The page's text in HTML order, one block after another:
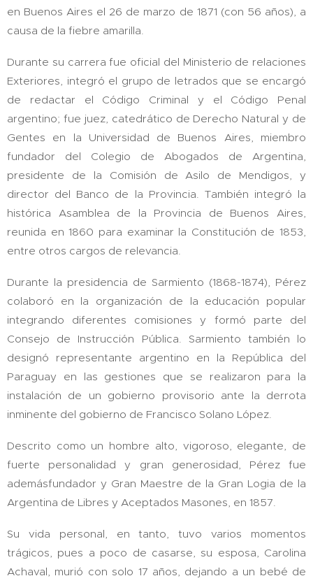
en Buenos Aires el 26 de marzo de 1871 (con 56 años), a
causa de la fiebre amarilla.
Durante su carrera fue oficial del Ministerio de relaciones
Exteriores, integró el grupo de letrados que se encargó
de redactar el Código Criminal y el Código Penal
argentino; fue juez, catedrático de Derecho Natural y de
Gentes en la Universidad de Buenos Aires, miembro
fundador del Colegio de Abogados de Argentina,
presidente de la Comisión de Asilo de Mendigos, y
director del Banco de la Provincia. También integró la
histórica Asamblea de la Provincia de Buenos Aires,
reunida en 1860 para examinar la Constitución de 1853,
entre otros cargos de relevancia.
Durante la presidencia de Sarmiento (1868-1874), Pérez
colaboró en la organización de la educación popular
integrando diferentes comisiones y formó parte del
Consejo de Instrucción Pública. Sarmiento también lo
designó representante argentino en la República del
Paraguay en las gestiones que se realizaron para la
instalación de un gobierno provisorio ante la derrota
inminente del gobierno de Francisco Solano López.
Descrito como un hombre alto, vigoroso, elegante, de
fuerte personalidad y gran generosidad, Pérez fue
ademásfundador y Gran Maestre de la Gran Logia de la
Argentina de Libres y Aceptados Masones, en 1857.
Su vida personal, en tanto, tuvo varios momentos
trágicos, pues a poco de casarse, su esposa, Carolina
Achaval, murió con solo 17 años, dejando a un bebé de